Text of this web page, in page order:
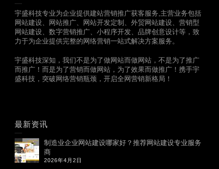
宇盛科技专业为企业提供建站营销推广获客服务,主营业务包括
网站建设、网站推广、网站开发定制、外贸网站建设、营销型
网站建设、数字营销推广、小程序开发、品牌创意设计等，致
力于为企业提供完整的网络营销一站式解决方案服务。
宇盛科技深知，我们不是为了做网站而做网站，不是为了推广
而推广！而是为了营销而做网站，为了效果而做推广！携手宇
盛科技，突破网络营销瓶颈，开启全网营销新格局！
最新资讯
制造业企业网站建设哪家好？推荐网站建设专业服务
商
2026年4月2日